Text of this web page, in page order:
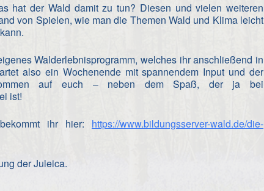
hat der Wald damit zu tun? Diesen und vielen weiteren
von Spielen, wie man die Themen Wald und Klima leicht
Walderlebnisprogramm, welches ihr anschließend in
also ein Wochenende mit spannendem Input und der
auf euch – neben dem Spaß, der ja bei
ist!
ihr hier: https://www.bildungsserver-wald.de/die-
der Juleica.